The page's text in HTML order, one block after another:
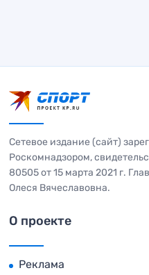
Сетевое издание (сайт)
Роскомнадзором,
80505 от 15 марта 2021 г.
Олеся Вячеславовна.
О проекте
Реклама